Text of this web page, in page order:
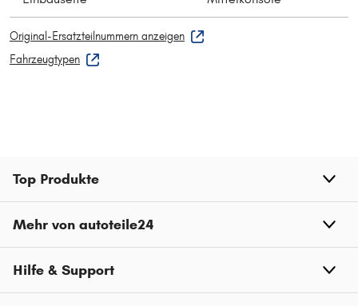
Original-Ersatzteilnummern anzeigen
Fahrzeugtypen
Top Produkte
Mehr von autoteile24
Hilfe & Support